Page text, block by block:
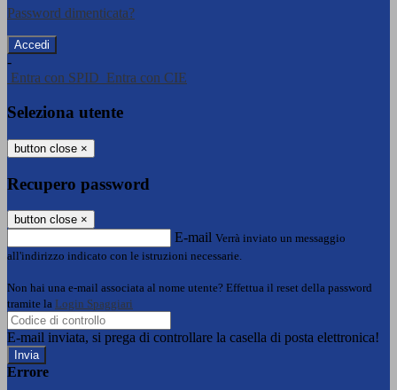
Password dimenticata?
-
Entra con SPID Entra con CIE
Seleziona utente
button close ×
Recupero password
button close ×
E-mail Verrà inviato un messaggio
all'indirizzo indicato con le istruzioni necessarie.
Non hai una e-mail associata al nome utente? Effettua il reset della password
tramite la Login Spaggiari
E-mail inviata, si prega di controllare la casella di posta elettronica!
Errore